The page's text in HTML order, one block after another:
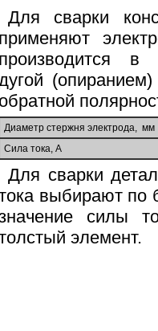
Для сварки
применяют
производится в
обратной
Диаметр стержня электрода, мм
Сила тока, А
Для сварки
выбирают по
силы
элемент.